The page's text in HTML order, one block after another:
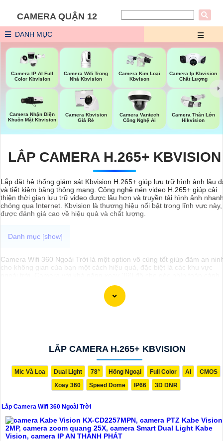
CAMERA QUẬN 12
DANH MỤC
Camera IP AI Full
Color Kbvision
Camera Wifi Trong
Nhà Kbvision
Camera Kim Loại
Kbvison
Camera Ip Kbvision
Chất Lượng
Camera Nhận Diện
Khuôn Mặt Kbvision
Camera Kbvision
Giá Rẻ
Camera Vantech
Công Nghệ Ai
Camera Thân Lớn
Hikvision
LẮP CAMERA H.265+ KBVISION
Lắp đặt hệ thống giám sát Kbvision H.265+ giúp lưu trữ hình ảnh lâu
và tiết kiệm băng thông mạng. Công nghệ nén video H.265+ giúp cải
thiện thời gian lưu trữ video được lâu hơn và truyền tải hình ảnh
chóng qua Internet. Kbvision là thương hiệu nổi bật trong lĩnh vực này,
được đánh giá cao về hiệu quả và chất lượng.
Camera Wifi 360 Ngoài Trời là một option vô cùng tốt giúp đảm an
cho không gian của bạn một cách hiệu quả, đặc biệt là các khu vực
giúp bạn theo dõi mọi hoạt động xảy ra tại khu vực giám sát dễ dàng
các chi tiết trong khung hình sẽ được thể hiện rõ ràng.
Camera được thiết kế chắc chắn, chống nước và chống bụi giúp
LẮP CAMERA H.265+ KBVISION
Mic Và Loa Dual Light 78° Hồng Ngoại Full Color AI
CMOS
Xoay 360
Speed Dome IP66 3D DNR
Lắp Camera Wifi 360 Ngoài Trời